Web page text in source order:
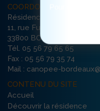
COORDONNÉES
Résidence La Canopée
11, rue Furtado
33800 BORDEAUX
Tél. 05 56 79 65 65
Fax : 05 56 79 35 74
Mail : canopee-
CONTENU DU SITE
Accueil
Découvrir la résidence